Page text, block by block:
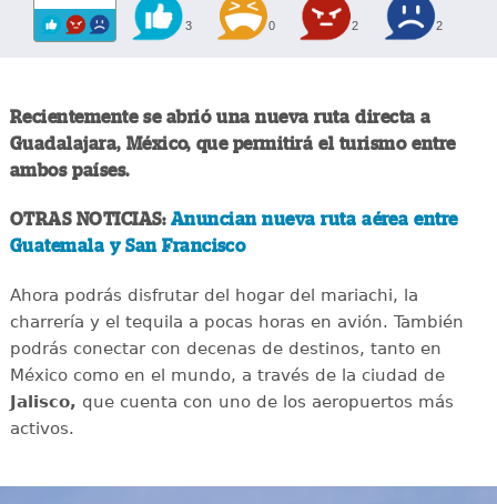
3 0 2 2
Recientemente se abrió una nueva ruta directa a
Guadalajara, México, que permitirá el turismo entre
ambos países.
OTRAS NOTICIAS: Anuncian nueva ruta aérea entre
Guatemala y San Francisco
Ahora podrás disfrutar del hogar del mariachi, la
charrería y el tequila a pocas horas en avión. También
podrás conectar con decenas de destinos, tanto en
México como en el mundo, a través de la ciudad de
Jalisco, que cuenta con uno de los aeropuertos más
activos.